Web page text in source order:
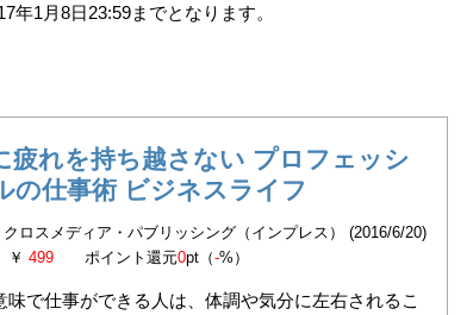
年1月8日23:59までとなります。
疲れを持ち越さない プロフェッシ
の仕事術 ビジネスライフ
ロスメディア・パブリッシング（インプレス） (2016/6/20)
￥499 ポイント還元0pt（-%）
味で仕事ができる人は、体調や気分に左右されるこ